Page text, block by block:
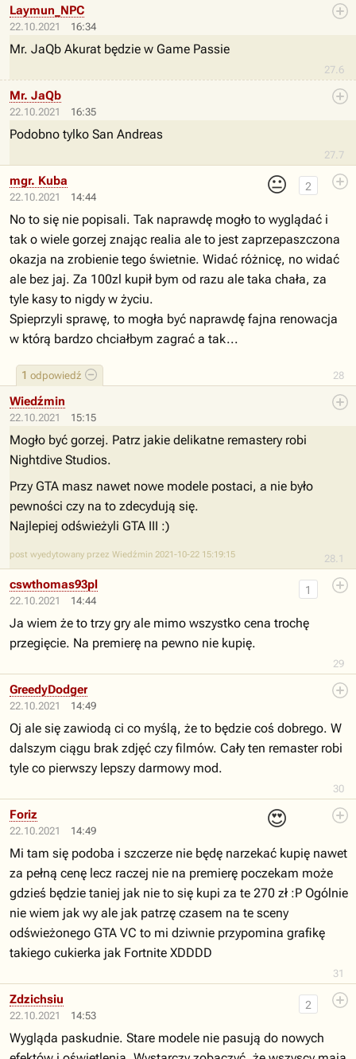
22.10.2021 16:34
27.6
Laymun_NPC
Mr. JaQb Akurat będzie w Game Passie
22.10.2021 16:35
27.7
Mr. JaQb
Podobno tylko San Andreas
22.10.2021 14:44
😐
28
2
1 odpowiedź
mgr. Kuba
No to się nie popisali. Tak naprawdę mogło to wyglądać i
tak o wiele gorzej znając realia ale to jest zaprzepaszczona
okazja na zrobienie tego świetnie. Widać różnicę, no widać
ale bez jaj. Za 100zl kupił bym od razu ale taka chała, za
tyle kasy to nigdy w życiu.
Spieprzyli sprawę, to mogła być naprawdę fajna renowacja
w którą bardzo chciałbym zagrać a tak...
22.10.2021 15:15
28.1
Wiedźmin
Mogło być gorzej. Patrz jakie delikatne remastery robi
Nightdive Studios.
Przy GTA masz nawet nowe modele postaci, a nie było
pewności czy na to zdecydują się.
Najlepiej odświeżyli GTA III :)
post wyedytowany przez Wiedźmin 2021-10-22 15:19:15
22.10.2021 14:44
29
1
cswthomas93pl
Ja wiem że to trzy gry ale mimo wszystko cena trochę
przegięcie. Na premierę na pewno nie kupię.
22.10.2021 14:49
30
GreedyDodger
Oj ale się zawiodą ci co myślą, że to będzie coś dobrego. W
dalszym ciągu brak zdjęć czy filmów. Cały ten remaster robi
tyle co pierwszy lepszy darmowy mod.
22.10.2021 14:49
😍
31
Foriz
Mi tam się podoba i szczerze nie będę narzekać kupię nawet
za pełną cenę lecz raczej nie na premierę poczekam może
gdzieś będzie taniej jak nie to się kupi za te 270 zł :P Ogólnie
nie wiem jak wy ale jak patrzę czasem na te sceny
odświeżonego GTA VC to mi dziwnie przypomina grafikę
takiego cukierka jak Fortnite XDDDD
22.10.2021 14:53
2
Zdzichsiu
Wygląda paskudnie. Stare modele nie pasują do nowych